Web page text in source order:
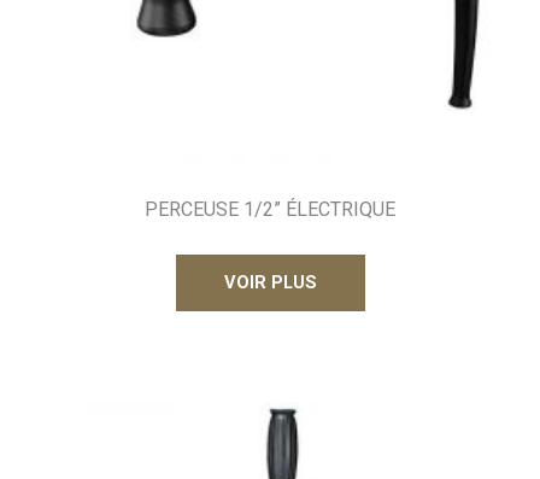
PERCEUSE 1/2” ÉLECTRIQUE
VOIR PLUS